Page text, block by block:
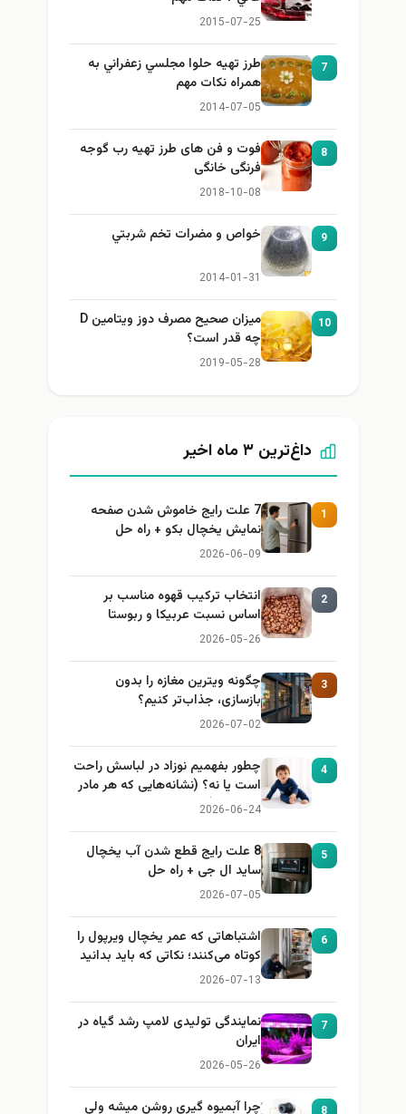
2015-07-25
7
طرز تهيه حلوا مجلسي زعفراني به
همراه نكات مهم
2014-07-05
8
فوت و فن های طرز تهیه رب گوجه
فرنگی خانگی
2018-10-08
9 خواص و مضرات تخم شربتي
2014-01-31
10
میزان صحیح مصرف دوز ویتامین D
چه قدر است؟
2019-05-28
داغ‌ترین ۳ ماه اخیر
1
7 علت رایج خاموش شدن صفحه
نمایش یخچال بکو + راه حل
2026-06-09
2
انتخاب ترکیب قهوه مناسب بر
اساس نسبت عربیکا و ربوستا
2026-05-26
3
چگونه ویترین مغازه را بدون
بازسازی، جذاب‌تر کنیم؟
2026-07-02
4
چطور بفهمیم نوزاد در لباسش راحت
است یا نه؟ (نشانه‌هایی که هر مادر
باید بداند)
2026-06-24
5
8 علت رایج قطع شدن آب یخچال
ساید ال جی + راه حل
2026-07-05
6
اشتباهاتی که عمر یخچال ویرپول را
کوتاه می‌کنند؛ نکاتی که باید بدانید
2026-07-13
7
نمایندگی تولیدی لامپ رشد گیاه در
ایران
2026-05-26
چرا آبمیوه گیری روشن میشه ولی